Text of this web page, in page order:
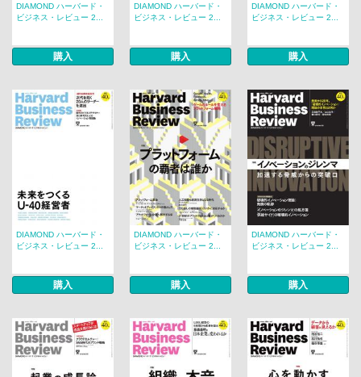
DIAMOND ハーバード・
ビジネス・レビュー 2...
購入
DIAMOND ハーバード・
ビジネス・レビュー 2...
購入
DIAMOND ハーバード・
ビジネス・レビュー 2...
購入
DIAMOND ハーバード・
ビジネス・レビュー 2...
購入
DIAMOND ハーバード・
ビジネス・レビュー 2...
購入
DIAMOND ハーバード・
ビジネス・レビュー 2...
購入